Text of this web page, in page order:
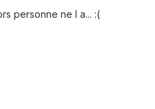
personne ne l a... :(